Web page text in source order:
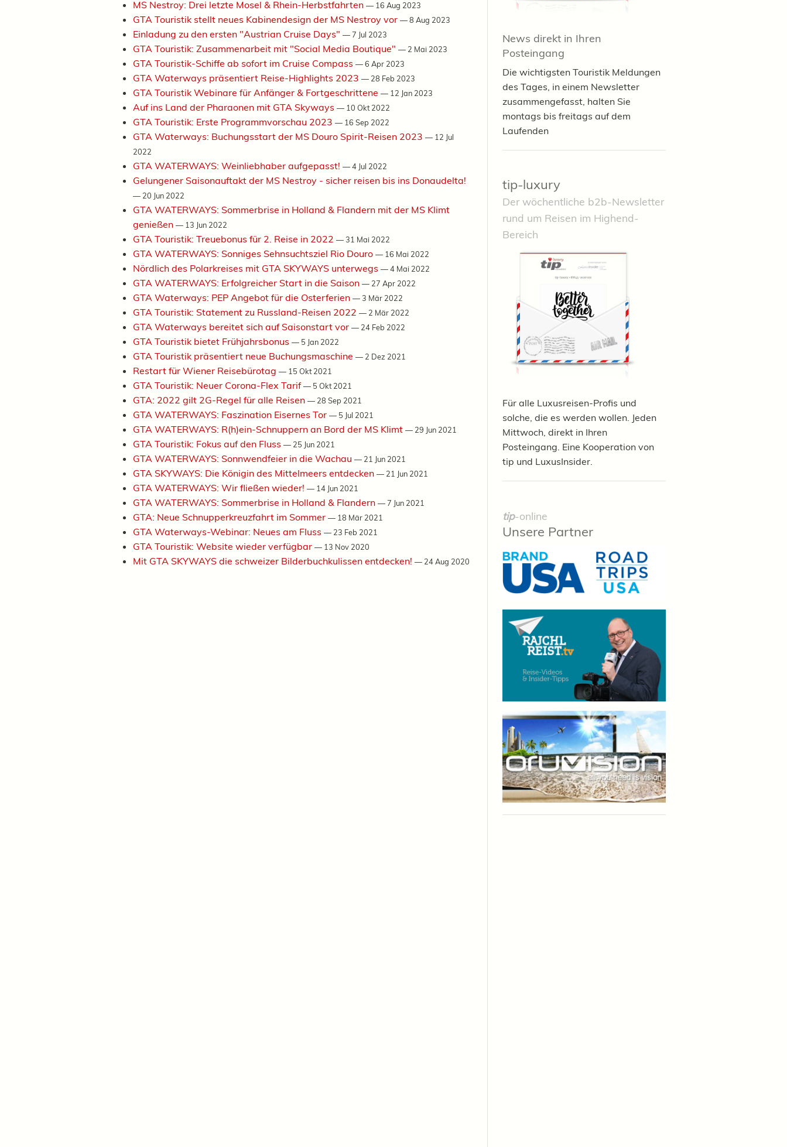
MS Nestroy: Drei letzte Mosel & Rhein-Herbstfahrten — 16 Aug 2023
GTA Touristik stellt neues Kabinendesign der MS Nestroy vor —8 Aug 2023
Einladung zu den ersten "Austrian Cruise Days" —7 Jul 2023
GTA Touristik: Zusammenarbeit mit "Social Media Boutique" — 2 Mai 2023
GTA Touristik-Schiffe ab sofort im Cruise Compass —6 Apr 2023
GTA Waterways präsentiert Reise-Highlights 2023 — 28 Feb 2023
GTA Touristik Webinare für Anfänger & Fortgeschrittene — 12 Jan 2023
Auf ins Land der Pharaonen mit GTA Skyways — 10 Okt 2022
GTA Touristik: Erste Programmvorschau 2023 — 16 Sep 2022
GTA Waterways: Buchungsstart der MS Douro Spirit-Reisen 2023 — 12 Jul
2022
GTA WATERWAYS: Weinliebhaber aufgepasst! —4 Jul 2022
Gelungener Saisonauftakt der MS Nestroy - sicher reisen bis ins Donaudelta!
— 20 Jun 2022
GTA WATERWAYS: Sommerbrise in Holland & Flandern mit der MS Klimt
genießen — 13 Jun 2022
GTA Touristik: Treuebonus für 2. Reise in 2022 —31 Mai 2022
GTA WATERWAYS: Sonniges Sehnsuchtsziel Rio Douro — 16 Mai 2022
Nördlich des Polarkreises mit GTA SKYWAYS unterwegs —4 Mai 2022
GTA WATERWAYS: Erfolgreicher Start in die Saison — 27 Apr 2022
GTA Waterways: PEP Angebot für die Osterferien —3 Mär 2022
GTA Touristik: Statement zu Russland-Reisen 2022 — 2 Mär 2022
GTA Waterways bereitet sich auf Saisonstart vor — 24 Feb 2022
GTA Touristik bietet Frühjahrsbonus — 5 Jan 2022
GTA Touristik präsentiert neue Buchungsmaschine — 2 Dez 2021
Restart für Wiener Reisebürotag — 15 Okt 2021
GTA Touristik: Neuer Corona-Flex Tarif— 5 Okt 2021
GTA: 2022 gilt 2G-Regel für alle Reisen — 28 Sep 2021
GTA WATERWAYS: Faszination Eisernes Tor — 5 Jul 2021
GTA WATERWAYS: R(h)ein-Schnuppern an Bord der MS Klimt — 29 Jun 2021
GTA Touristik: Fokus auf den Fluss — 25 Jun 2021
GTA WATERWAYS: Sonnwendfeier in die Wachau — 21 Jun 2021
GTA SKYWAYS: Die Königin des Mittelmeers entdecken — 21 Jun 2021
GTA WATERWAYS: Wir fließen wieder! — 14 Jun 2021
GTA WATERWAYS: Sommerbrise in Holland & Flandern —7 Jun 2021
GTA: Neue Schnupperkreuzfahrt im Sommer — 18 Mär 2021
GTA Waterways-Webinar: Neues am Fluss — 23 Feb 2021
GTA Touristik: Website wieder verfügbar — 13 Nov 2020
Mit GTA SKYWAYS die schweizer Bilderbuchkulissen entdecken! — 24 Aug 2020
News direkt in Ihren
Posteingang
Die wichtigsten Touristik Meldungen
des Tages, in einem Newsletter
zusammengefasst, halten Sie
montags bis freitags auf dem
Laufenden
tip-luxury
Der wöchentliche b2b-Newsletter
rund um Reisen im Highend-
Bereich
Für alle Luxusreisen-Profis und
solche, die es werden wollen. Jeden
Mittwoch, direkt in Ihren
Posteingang. Eine Kooperation von
tip und LuxusInsider.
tip-online
Unsere Partner